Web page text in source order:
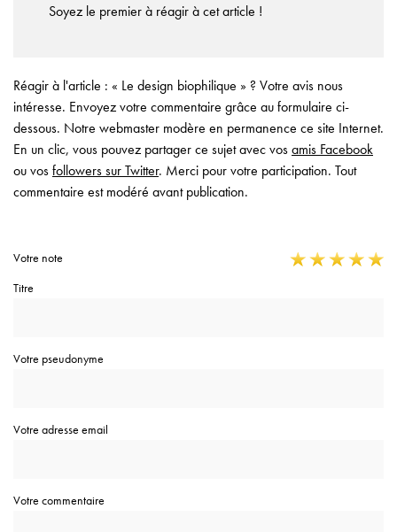
Soyez le premier à réagir à cet article !
Réagir à l'article : « Le design biophilique » ? Votre avis nous
intéresse. Envoyez votre commentaire grâce au formulaire ci-
dessous. Notre webmaster modère en permanence ce site Internet.
En un clic, vous pouvez partager ce sujet avec vosamis Facebook
ou vosfollowers sur Twitter. Merci pour votre participation. Tout
commentaire est modéré avant publication.
Votre note
Titre
Votre pseudonyme
Votre adresse email
Votre commentaire